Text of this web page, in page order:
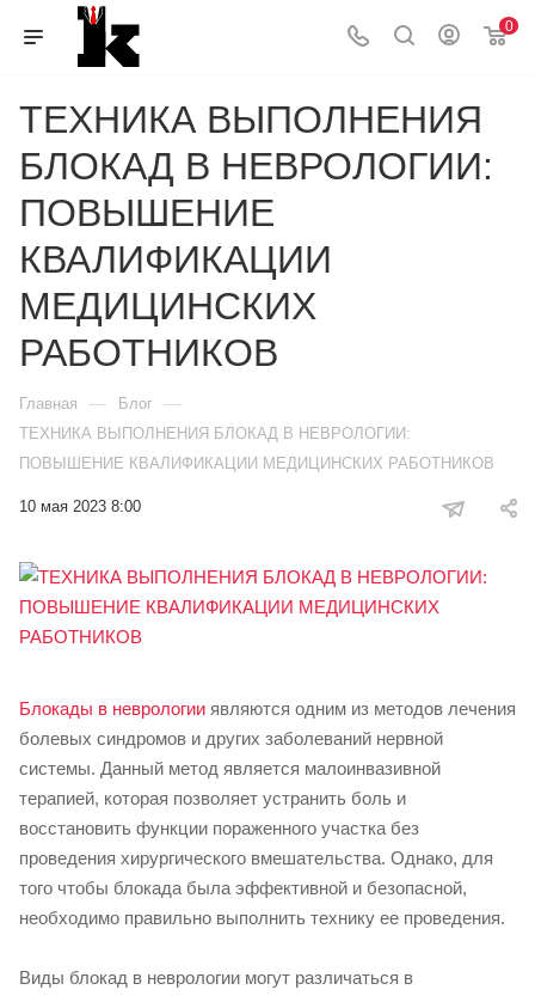
0
ТЕХНИКА ВЫПОЛНЕНИЯ
БЛОКАД В НЕВРОЛОГИИ:
ПОВЫШЕНИЕ
КВАЛИФИКАЦИИ
МЕДИЦИНСКИХ
РАБОТНИКОВ
Главная — Блог —
ТЕХНИКА ВЫПОЛНЕНИЯ БЛОКАД В НЕВРОЛОГИИ:
ПОВЫШЕНИЕ КВАЛИФИКАЦИИ МЕДИЦИНСКИХ РАБОТНИКОВ
10 мая 2023 8:00
Блокады в неврологии являются одним из методов лечения
болевых синдромов и других заболеваний нервной
системы. Данный метод является малоинвазивной
терапией, которая позволяет устранить боль и
восстановить функции пораженного участка без
проведения хирургического вмешательства. Однако, для
того чтобы блокада была эффективной и безопасной,
необходимо правильно выполнить технику ее проведения.
Виды блокад в неврологии могут различаться в